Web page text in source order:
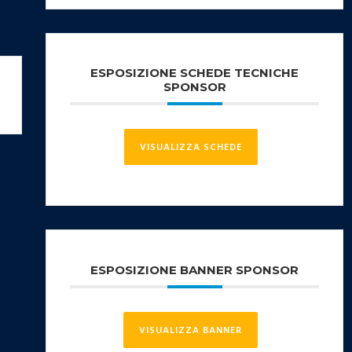
ESPOSIZIONE SCHEDE TECNICHE
SPONSOR
VISUALIZZA SCHEDE
ESPOSIZIONE BANNER SPONSOR
VISUALIZZA BANNER